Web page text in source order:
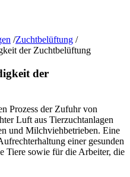
/Zuchtbelüftung /
der Zuchtbelüftung
der
Prozess der Zufuhr von
Luft aus Tierzuchtanlagen
und Milchviehbetrieben. Eine
einer gesunden
Tiere sowie für die Arbeiter, die